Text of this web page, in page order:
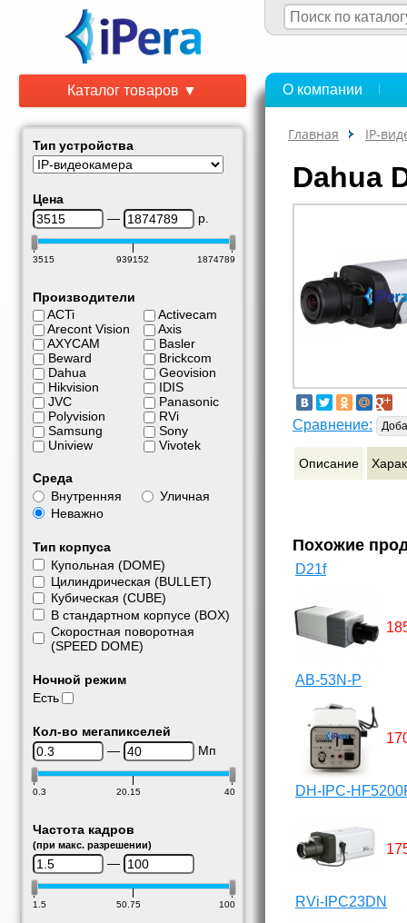
Каталог товаров ▼
Тип устройства
Цена
—
р.
3515 939152 1874789
Производители
ACTi
Arecont Vision
AXYCAM
Beward
Dahua
Hikvision
JVC
Polyvision
Samsung
Uniview
Activecam
Axis
Basler
Brickcom
Geovision
IDIS
Panasonic
RVi
Sony
Vivotek
Среда
Внутренняя
Уличная
Неважно
Тип корпуса
Купольная (DOME)
Цилиндрическая (BULLET)
Кубическая (CUBE)
В стандартном корпусе (BOX)
Скоростная поворотная
(SPEED DOME)
Ночной режим
Есть
Кол-во мегапикселей
—
Мп
0.3 20.15 40
Частота кадров
(при макс. разрешении)
—
1.5 50.75 100
О компании
Главная IP-
Dahua
Сравнение:
Описание
Похожие
D21f
AB-53N-P
DH-IPC-
RVi-IPC23DN